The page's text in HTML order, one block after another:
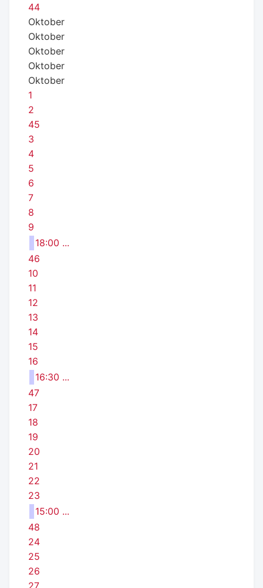
44
Oktober
Oktober
Oktober
Oktober
Oktober
1
2
45
3
4
5
6
7
8
9
18:00 ...
46
10
11
12
13
14
15
16
16:30 ...
47
17
18
19
20
21
22
23
15:00 ...
48
24
25
26
27